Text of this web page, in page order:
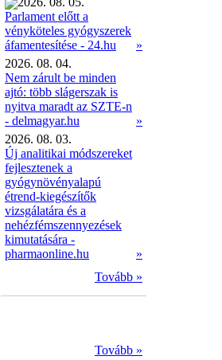
Parlament előtt a
vényköteles gyógyszerek
áfamentesítése - 24.hu
»
2026. 08. 04.
Nem zárult be minden
ajtó: több slágerszak is
nyitva maradt az SZTE-n
- delmagyar.hu
»
2026. 08. 03.
Új analitikai módszereket
fejlesztenek a
gyógynövényalapú
étrend-kiegészítők
vizsgálatára és a
nehézfémszennyezések
kimutatására -
pharmaonline.hu
»
Tovább »
Tovább »